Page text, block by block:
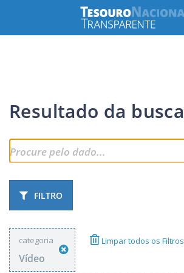
Resultado da busca
FILTRO
categoria
Vídeo
Limpar todos os Filtros